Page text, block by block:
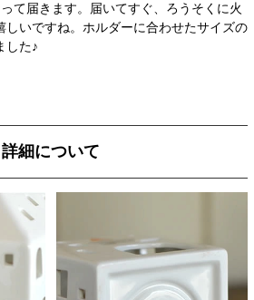
て届きます。届いてすぐ、ろうそくに火
しいですね。ホルダーに合わせたサイズの
した♪
詳細について